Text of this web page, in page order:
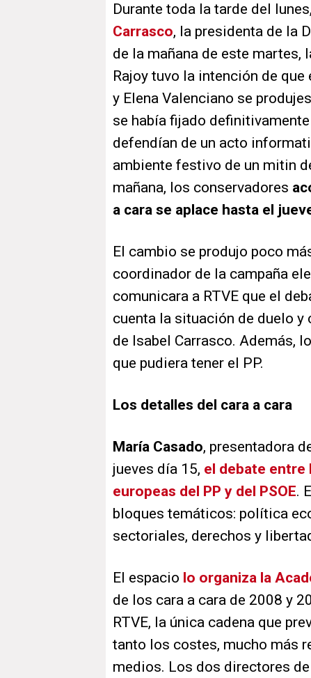
Durante toda la tarde del
Carrasco, la presidenta de la
de la mañana de este
Rajoy tuvo la intención de
y Elena Valenciano se
se había fijado
defendían de un acto
ambiente festivo de un mitin
mañana, los conservadores
a cara se aplace hasta el
El cambio se produjo poco
coordinador de la campaña
comunicara a RTVE que el
cuenta la situación de duelo
de Isabel Carrasco. Además,
que pudiera tener el PP.
Los detalles del cara a cara
María Casado, presentadora
jueves día 15, el debate entre
europeas del PP y del PSOE.
bloques temáticos: política
sectoriales, derechos y
El espacio lo organiza la
de los cara a cara de 2008 y
RTVE, la única cadena que
tanto los costes, mucho más
medios. Los dos directores de